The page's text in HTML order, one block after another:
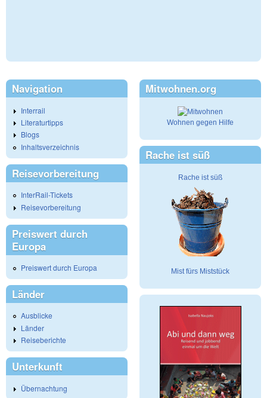
Navigation
Interrail
Literaturtipps
Blogs
Inhaltsverzeichnis
Reisevorbereitung
InterRail-Tickets
Reisevorbereitung
Preiswert durch
Europa
Preiswert durch Europa
Länder
Ausblicke
Länder
Reiseberichte
Unterkunft
Übernachtung
Mitwohnen.org
Wohnen gegen Hilfe
Rache ist süß
Rache ist süß
Mist fürs Miststück